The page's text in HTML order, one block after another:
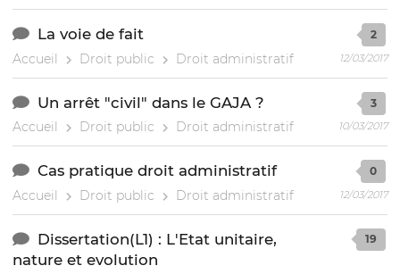
La voie de fait
Accueil Droit public Droit administratif
2
12/03/2017
Un arrêt "civil" dans le GAJA ?
Accueil Droit public Droit administratif
3
10/03/2017
Cas pratique droit administratif
Accueil Droit public Droit administratif
0
12/03/2017
Dissertation(L1) : L'Etat unitaire,
nature et evolution
19